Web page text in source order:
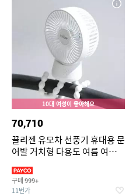
10대 여성이 좋아해요
70,710
끌리젠 유모차 선풍기 휴대용 문
어발 거치형 다용도 여름 여행용
구매 999+
11번가